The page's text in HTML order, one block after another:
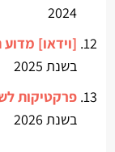
2024
[וידאו]
בשנת 2025
פרקטיקות
בשנת 2026